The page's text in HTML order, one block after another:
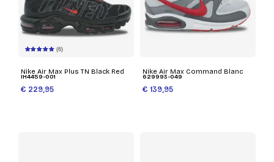
(6)
Nike Air Max Plus TN Black Red
IH4459-001
€ 229,95
Nike Air Max Command Blanc
629993-049
€ 139,95